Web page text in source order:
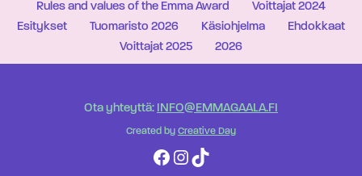
Rules and values of the Emma Award
Voittajat 2024
Esitykset
Tuomaristo 2026 Käsiohjelma
Ehdokkaat
Voittajat 2025
2026
Ota yhteyttä: INFO@EMMAGAALA.FI
Created by Creative Day